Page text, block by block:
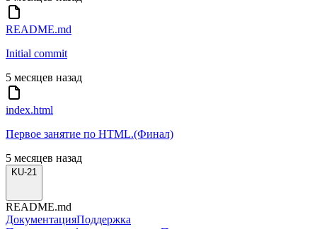
README.md
Initial commit
5 месяцев назад
index.html
Первое занятие по HTML.(Финал)
5 месяцев назад
KU-21
README.md
ДокументацияПоддержка